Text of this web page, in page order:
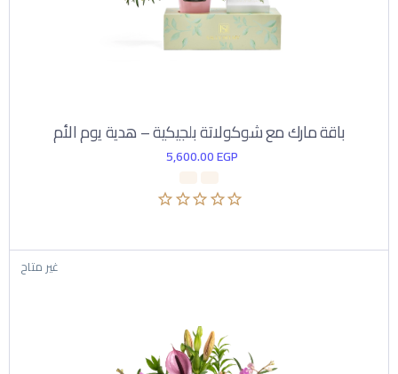
باقة مارك مع شوكولاتة بلجيكية – هدية يوم الأم
5,600.00EGP